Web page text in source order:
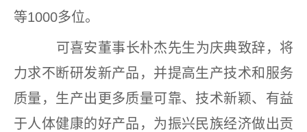
等1000多位。
可喜安董事长朴杰先生为庆典致辞，将
力求不断研发新产品，并提高生产技术和服务
质量，生产出更多质量可靠、技术新颖、有益
于人体健康的好产品，为振兴民族经济做出贡